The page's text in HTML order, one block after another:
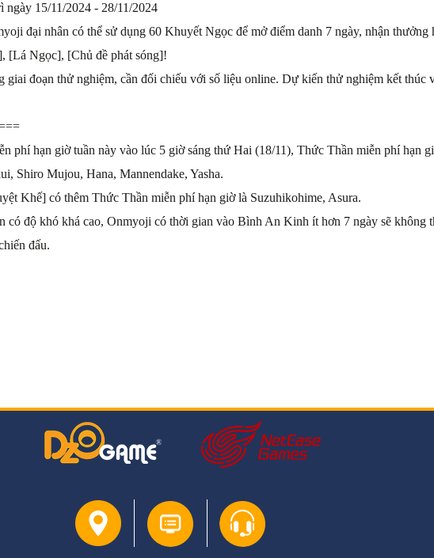
ngày 15/11/2024 - 28/11/2024
đại nhân có thể sử dụng 60 Khuyết Ngọc để mở điểm danh 7 ngày, nhận thưởng
[Lá Ngọc], [Chủ đề phát sóng]!
giai đoạn thử nghiệm, cần đối chiếu với số liệu online. Dự kiến thử nghiệm kết thúc
phí hạn giờ tuần này vào lúc 5 giờ sáng thứ Hai (18/11), Thức Thần miễn phí hạn
Shiro Mujou, Hana, Mannendake, Yasha.
Khế] có thêm Thức Thần miễn phí hạn giờ là Suzuhikohime, Asura.
có độ khó khá cao, Onmyoji có thời gian vào Bình An Kinh ít hơn 7 ngày sẽ không
đấu.